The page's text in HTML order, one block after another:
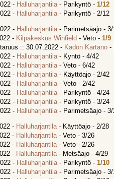
- Halluharjantila- Parikyntö - 1/12
- Halluharjantila- Parikyntö - 2/12
- Halluharjantila- Parimetsäajo - 3/
- Kilpakeskus Winfield - Veto - 1/9
:: 30.07.2022 - Kadon Kartano -
- Halluharjantila- Kyntö - 4/42
- Halluharjantila- Veto - 6/42
- Halluharjantila- Käyttöajo - 2/42
- Halluharjantila- Veto - 2/42
- Halluharjantila- Parikyntö - 4/24
- Halluharjantila- Parikyntö - 3/24
- Halluharjantila- Parimetsäajo - 3/
- Halluharjantila- Käyttöajo - 2/28
- Halluharjantila- Veto - 3/26
- Halluharjantila- Veto - 2/26
- Halluharjantila- Metsäajo - 4/29
- Halluharjantila- Parikyntö - 1/10
- Halluharjantila- Parimetsäajo - 3/